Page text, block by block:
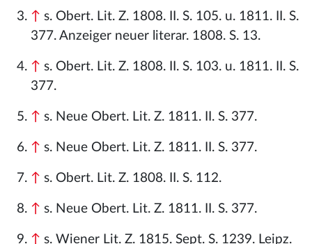
↑ s. Obert. Lit. Z. 1808. II. S. 105. u. 1811. II. S.
377. Anzeiger neuer literar. 1808. S. 13.
↑ s. Obert. Lit. Z. 1808. II. S. 103. u. 1811. II. S.
377.
↑ s. Neue Obert. Lit. Z. 1811. II. S. 377.
↑ s. Neue Obert. Lit. Z. 1811. II. S. 377.
↑ s. Obert. Lit. Z. 1808. II. S. 112.
↑ s. Neue Obert. Lit. Z. 1811. II. S. 377.
↑ s. Wiener Lit. Z. 1815. Sept. S. 1239. Leipz.